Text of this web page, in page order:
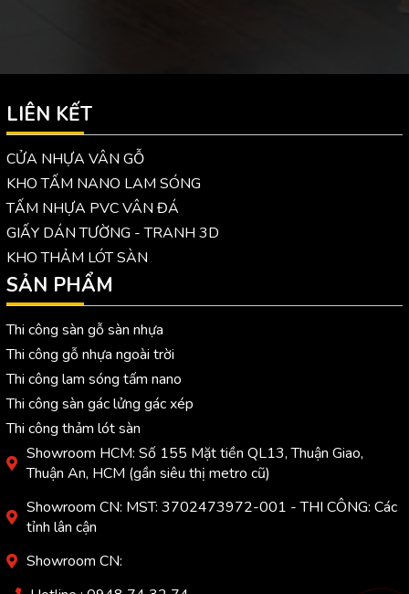
LIÊN KẾT
CỬA NHỰA VÂN GỖ
KHO TẤM NANO LAM SÓNG
TẤM NHỰA PVC VÂN ĐÁ
GIẤY DÁN TƯỜNG - TRANH 3D
KHO THẢM LÓT SÀN
SẢN PHẨM
Thi công sàn gỗ sàn nhựa
Thi công gỗ nhựa ngoài trời
Thi công lam sóng tấm nano
Thi công sàn gác lửng gác xép
Thi công thảm lót sàn
Showroom HCM: Số 155 Mặt tiền QL13, Thuận Giao,
Thuận An, HCM (gần siêu thị metro cũ)
Showroom CN: MST: 3702473972-001 - THI CÔNG: Các
tỉnh lân cận
Showroom CN: